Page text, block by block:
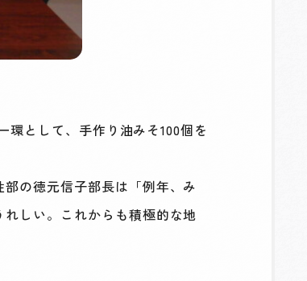
として、手作り油みそ100個を
の徳元信子部長は「例年、み
しい。これからも積極的な地